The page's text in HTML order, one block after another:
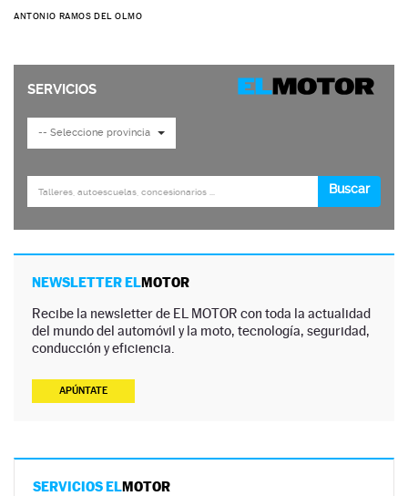
ANTONIO RAMOS DEL OLMO
NEWSLETTER ELMOTOR
Recibe la newsletter de EL MOTOR con toda la actualidad
del mundo del automóvil y la moto, tecnología, seguridad,
conducción y eficiencia.
APÚNTATE
SERVICIOS ELMOTOR